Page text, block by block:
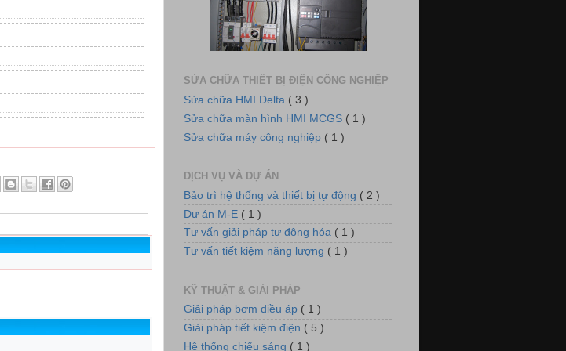
Ứng dụng biến tần VFD-E cho hệ thống
quạt thông gió
Tủ điều khiển nồi hơi xử lý khí thải
Bơm điều áp cho hệ thống làm mát
SỬA CHỮA THIẾT BỊ ĐIỆN CÔNG NGHIỆP
Sửa chữa HMI Delta ( 3 )
Sửa chữa màn hình HMI MCGS ( 1 )
Sửa chữa máy công nghiệp ( 1 )
DỊCH VỤ VÀ DỰ ÁN
Bảo trì hệ thống và thiết bị tự động ( 2 )
Dự án M-E ( 1 )
Tư vấn giải pháp tự động hóa ( 1 )
Tư vấn tiết kiệm năng lượng ( 1 )
KỸ THUẬT & GIẢI PHÁP
Giải pháp bơm điều áp ( 1 )
Giải pháp tiết kiệm điện ( 5 )
Hệ thống chiếu sáng ( 1 )